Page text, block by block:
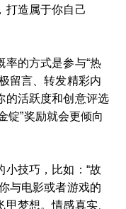
打造属于你自己
率的方式是参与“热
留言、转发精彩内
的活跃度和创意评选
锭”奖励就会更倾向
技巧，比如：“故
与电影或者游戏的
梦想。情感真实、